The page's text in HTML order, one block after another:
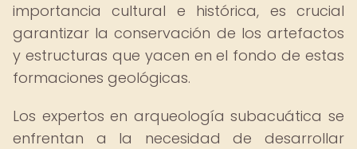
importancia cultural e histórica, es crucial
garantizar la conservación de los artefactos
y estructuras que yacen en el fondo de estas
formaciones geológicas.
Los expertos en arqueología subacuática se
enfrentan a la necesidad de desarrollar